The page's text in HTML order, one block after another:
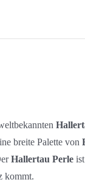
breite Palette von
Hallertau Perle
kommt.